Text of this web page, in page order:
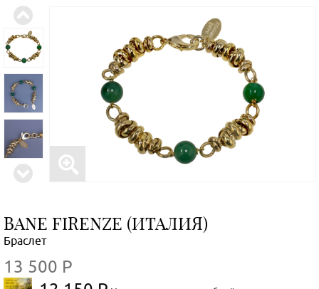
BANE FIRENZE (ИТАЛИЯ)
Браслет
13 500 Р